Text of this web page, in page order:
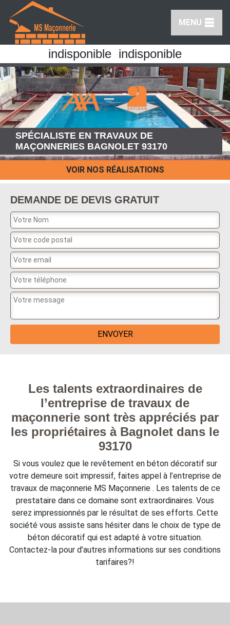
MENU
indisponible indisponible
SPÉCIALISTE EN TRAVAUX DE
MAÇONNERIES BAGNOLET 93170
VOIR NOS RÉALISATIONS
DEMANDE DE DEVIS GRATUIT
Les talents extraordinaires de
l’entreprise de travaux de
maçonnerie sont très appréciés par
les propriétaires à Bagnolet dans le
93170
Si vous voulez que le revêtement en béton décoratif sur
votre demeure soit impressif, faites appel à l’entreprise de
travaux de maçonnerie MS Maçonnerie . Les talents de ce
prestataire dans ce domaine sont extraordinaires. Vous
serez impressionnés par le résultat de ses efforts. Cette
société vous assiste sans hésiter dans le choix de type de
béton décoratif qui est adapté à votre situation.
Contactez-la pour d’autres informations sur ses conditions
tarifaires?!